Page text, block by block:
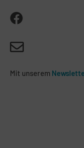
Mit unserem